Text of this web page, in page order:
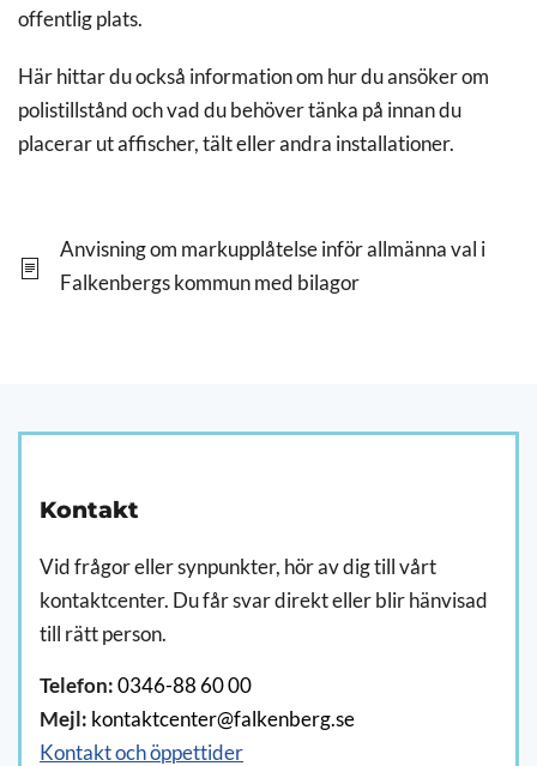
offentlig plats.
Här hittar du också information om hur du ansöker om
polistillstånd och vad du behöver tänka på innan du
placerar ut affischer, tält eller andra installationer.
Anvisning om markupplåtelse inför allmänna val i
Falkenbergs kommun med bilagor
Kontakt
Vid frågor eller synpunkter, hör av dig till vårt
kontaktcenter. Du får svar direkt eller blir hänvisad
till rätt person.
Telefon: 0346-88 60 00
Mejl: kontaktcenter@falkenberg.se
Kontakt och öppettider